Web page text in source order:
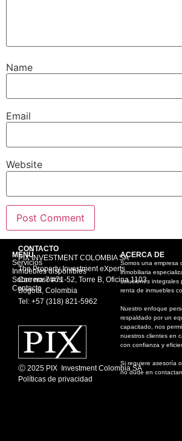
Name
Email
Website
MENÚ
Servicios
Inmuebles disponibles
Sobre nosotros
Contacto
ACERCA DE
Somos una empresa
inmobiliaria
soluciones integrales
renta de inmuebles
Nuestro enfoque
respaldado por un
capacitado, nos
nuestros clientes en
con confianza y
Si requiere asesoría
no dude en
CONTACTO
PIX INVESTMENT COLOMBIA SA
The Property Investment eXperts
Carrera 7 #71-52, Torre B, Oficina 1103
Bogotá, Colombia
Tel: +57 (318) 821-5962
Ⓒ 2025 PIX Investment Colombia SA
Políticas de privacidad